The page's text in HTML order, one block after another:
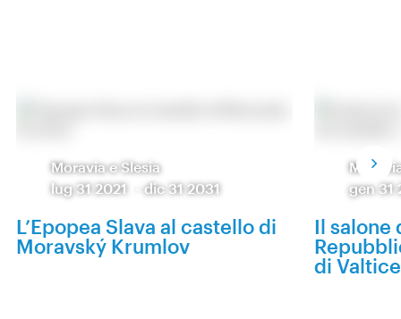
Moravia e Slesia
lug 31 2021
-dic 31 2031
L’Epopea Slava al castello di
Moravský Krumlov
gen 31
Il salone
di Valtice